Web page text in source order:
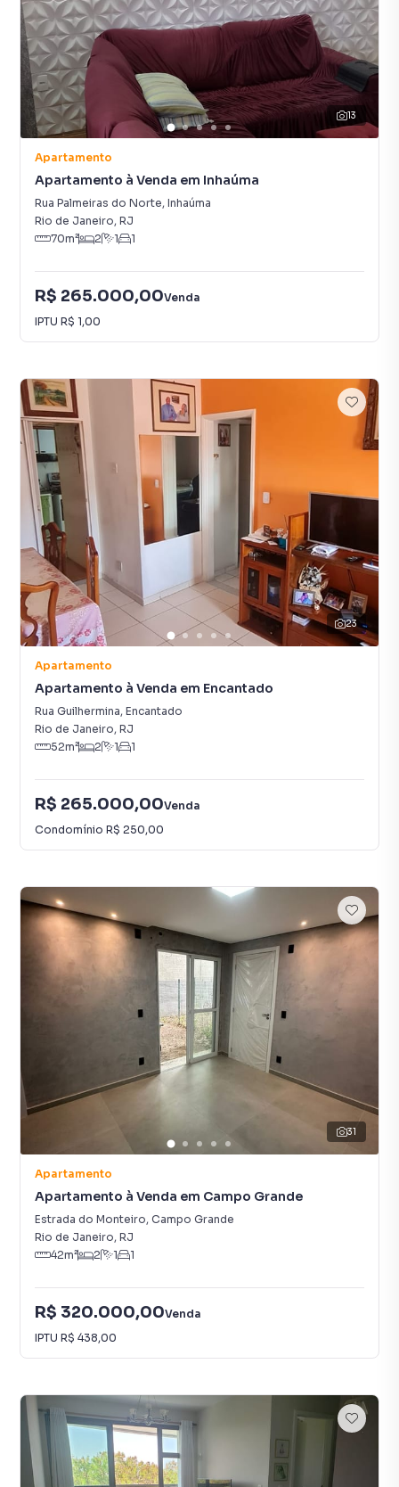
13
Apartamento
Apartamento à Venda em Inhaúma
Rua Palmeiras do Norte, Inhaúma
Rio de Janeiro, RJ
70m² 2 1 1
R$ 265.000,00Venda
IPTU R$ 1,00
23
Apartamento
Apartamento à Venda em Encantado
Rua Guilhermina, Encantado
Rio de Janeiro, RJ
52m² 2 1 1
R$ 265.000,00Venda
Condomínio R$ 250,00
31
Apartamento
Apartamento à Venda em Campo Grande
Estrada do Monteiro, Campo Grande
Rio de Janeiro, RJ
42m² 2 1 1
R$ 320.000,00Venda
IPTU R$ 438,00